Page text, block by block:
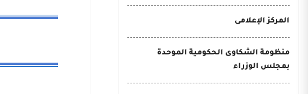
المركز الإعلامى
منظومة الشكاوى الحكومية الموحدة
بمجلس الوزراء